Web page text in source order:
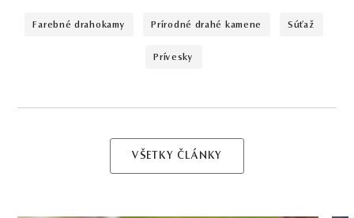
farebné drahokamy prírodné drahé kamene súťaž
prívesky
VŠETKY ČLÁNKY